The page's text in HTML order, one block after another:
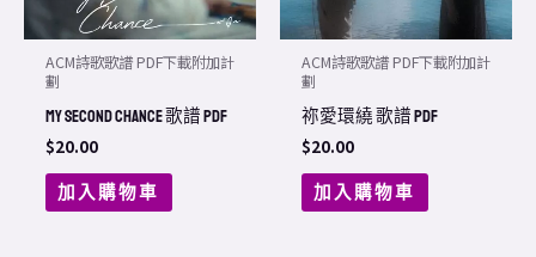
ACM詩歌歌譜 PDF下載附加計
劃
My Second Chance 歌譜 PDF
$20.00
加入購物車
ACM詩歌歌譜 PDF下載附加計
劃
祢愛環繞 歌譜 PDF
$20.00
加入購物車